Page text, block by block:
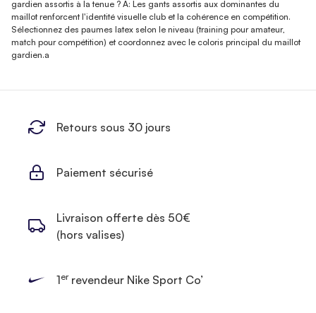
gardien assortis à la tenue ? A: Les gants assortis aux dominantes du
maillot renforcent l'identité visuelle club et la cohérence en compétition.
Sélectionnez des paumes latex selon le niveau (training pour amateur,
match pour compétition) et coordonnez avec le coloris principal du maillot
gardien.a
Retours sous 30 jours
Paiement sécurisé
Livraison offerte dès 50€
(hors valises)
1errevendeur Nike Sport Co’